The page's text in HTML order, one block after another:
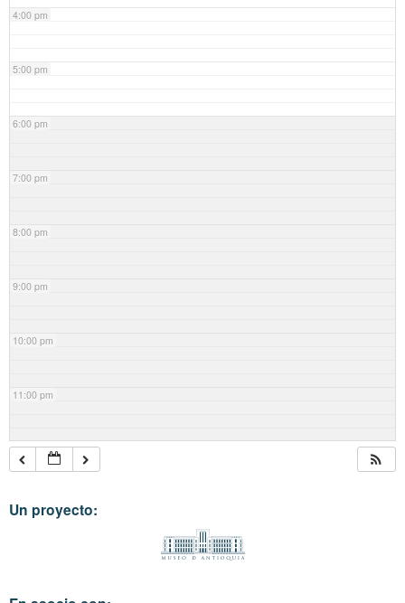
4:00 pm
5:00 pm
6:00 pm
7:00 pm
8:00 pm
9:00 pm
10:00 pm
11:00 pm
Un proyecto: